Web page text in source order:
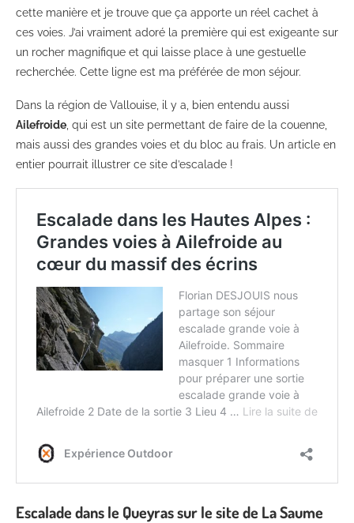
cette manière et je trouve que ça apporte un réel cachet à
ces voies. J’ai vraiment adoré la première qui est exigeante sur
un rocher magnifique et qui laisse place à une gestuelle
recherchée. Cette ligne est ma préférée de mon séjour.
Dans la région de Vallouise, il y a, bien entendu aussi
Ailefroide , qui est un site permettant de faire de la couenne,
mais aussi des grandes voies et du bloc au frais. Un article en
entier pourrait illustrer ce site d’escalade !
Escalade dans le Queyras sur le site de La Saume